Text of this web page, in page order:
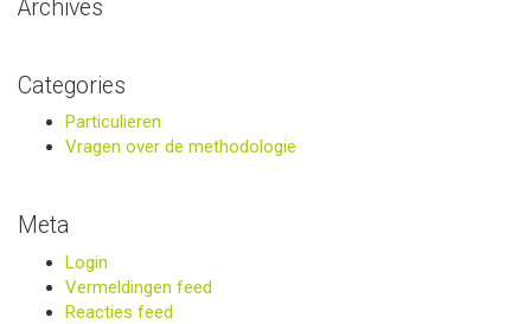
Archives
Categories
Particulieren
Vragen over de methodologie
Meta
Login
Vermeldingen feed
Reacties feed